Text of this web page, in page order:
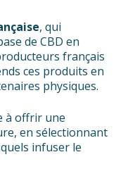
, qui
de CBD en
français
ces produits en
physiques.
à offrir une
en sélectionnant
infuser le